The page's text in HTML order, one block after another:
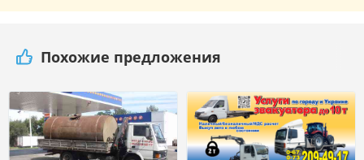
Похожие предложения